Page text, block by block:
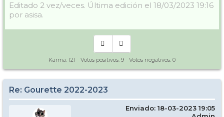
Editado 2 vez/veces. Última edición el 18/03/2023 19:16
por asisa.
Karma: 121 - Votos positivos: 9 - Votos negativos: 0
Re: Gourette 2022-2023
Enviado: 18-03-2023 19:05